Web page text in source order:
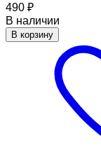
490 ₽
В наличии
В корзину